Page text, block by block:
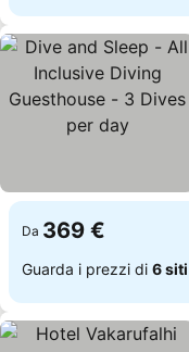
Da 369 €
Guarda i prezzi di 6 siti